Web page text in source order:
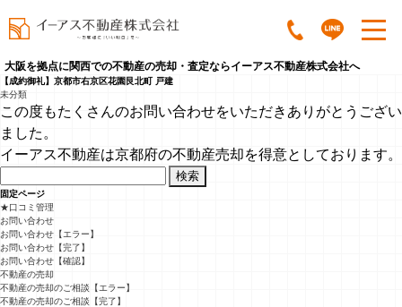
大阪を拠点に関西での不動産の売却・査定ならイーアス不動産株式会社へ
【成約御礼】京都市右京区花園艮北町 戸建
未分類
この度もたくさんのお問い合わせをいただきありがとうござい
ました。
イーアス不動産は京都府の不動産売却を得意としております。
索:
固定ページ
★口コミ管理
お問い合わせ
お問い合わせ【エラー】
お問い合わせ【完了】
お問い合わせ【確認】
不動産の売却
不動産の売却のご相談【エラー】
不動産の売却のご相談【完了】